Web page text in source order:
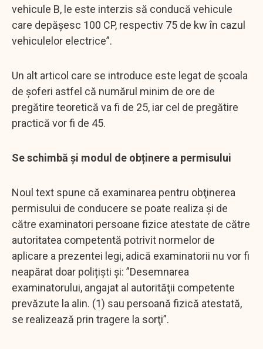
vehicule B, le este interzis să conducă vehicule
care depăşesc 100 CP, respectiv 75 de kw în cazul
vehiculelor electrice”.
Un alt articol care se introduce este legat de școala
de șoferi astfel că numărul minim de ore de
pregătire teoretică va fi de 25, iar cel de pregătire
practică vor fi de 45.
Se schimbă și modul de obținere a permisului
Noul text spune că examinarea pentru obţinerea
permisului de conducere se poate realiza şi de
către examinatori persoane fizice atestate de către
autoritatea competentă potrivit normelor de
aplicare a prezentei legi, adică examinatorii nu vor fi
neapărat doar polițiști și: ”Desemnarea
examinatorului, angajat al autorităţii competente
prevăzute la alin. (1) sau persoană fizică atestată,
se realizează prin tragere la sorţi”.